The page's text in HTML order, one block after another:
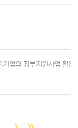
업의 정부지원사업 활용